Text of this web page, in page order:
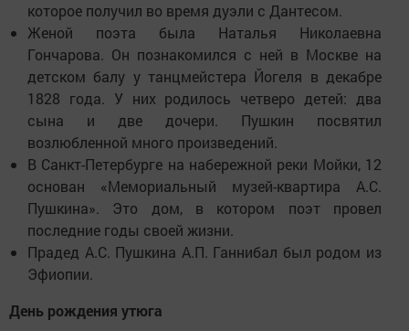
которое получил во время дуэли с Дантесом.
Женой поэта была Наталья Николаевна
Гончарова. Он познакомился с ней в Москве на
детском балу у танцмейстера Йогеля в декабре
1828 года. У них родилось четверо детей: два
сына и две дочери. Пушкин посвятил
возлюбленной много произведений.
В Санкт-Петербурге на набережной реки Мойки, 12
основан «Мемориальный музей-квартира А.С.
Пушкина». Это дом, в котором поэт провел
последние годы своей жизни.
Прадед А.С. Пушкина А.П. Ганнибал был родом из
Эфиопии.
День рождения утюга